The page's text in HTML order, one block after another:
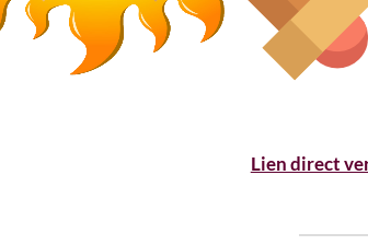
Lien direct